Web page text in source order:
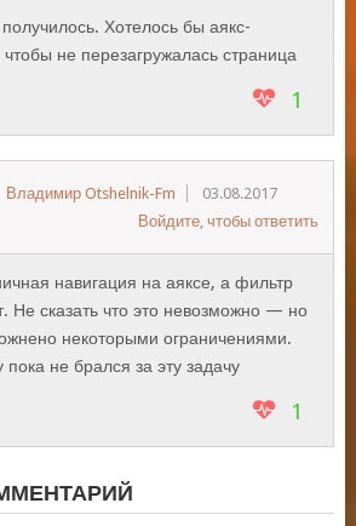
Хотелось бы аякс-
чтобы не перезагружалась страница
1
Владимир Otshelnik-Fm
03.08.2017
Войдите, чтобы ответить
навигация на аяксе, а фильтр
Не сказать что это невозможно — но
некоторыми ограничениями.
пока не брался за эту задачу
1